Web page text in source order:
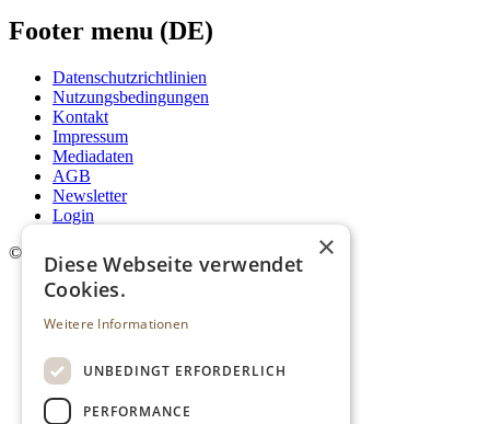
Footer menu (DE)
Datenschutzrichtlinien
Nutzungsbedingungen
Kontakt
Impressum
Mediadaten
AGB
Newsletter
Login
© 2026. Alle Rechte vorbehalten. ×
Diese Webseite verwendet
Cookies.
Weitere Informationen
UNBEDINGT ERFORDERLICH
PERFORMANCE